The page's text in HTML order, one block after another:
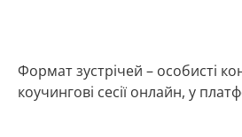
Формат зустрічей – особисті
коучингові сесії онлайн, у